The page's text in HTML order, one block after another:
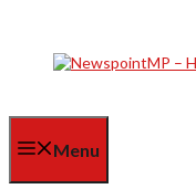
content
Menu